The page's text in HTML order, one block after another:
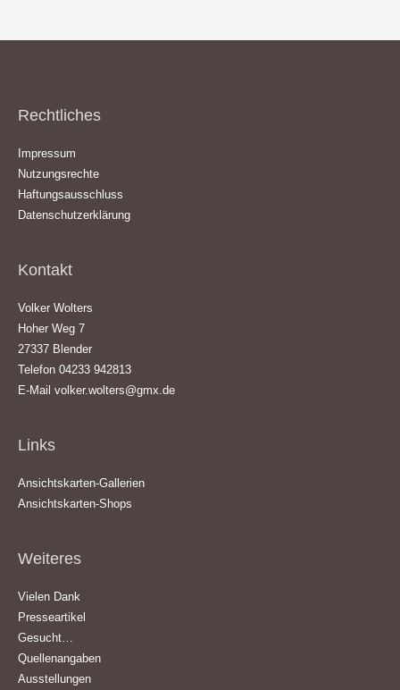
Rechtliches
Impressum
Nutzungsrechte
Haftungsausschluss
Datenschutzerklärung
Kontakt
Volker Wolters
Hoher Weg 7
27337 Blender
Telefon 04233 942813
E-Mail volker.wolters@gmx.de
Links
Ansichtskarten-Gallerien
Ansichtskarten-Shops
Weiteres
Vielen Dank
Presseartikel
Gesucht…
Quellenangaben
Ausstellungen